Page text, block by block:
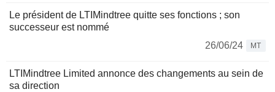
Le président de LTIMindtree quitte ses fonctions ; son
successeur est nommé
26/06/24
MT
LTIMindtree Limited annonce des changements au sein de
sa direction